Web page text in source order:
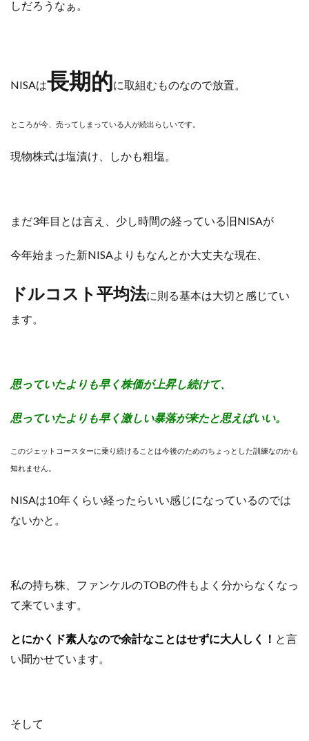
しだろうなぁ。
NISAは長期的に取組むものなので放置。
ところが今、売ってしまっている人が続出らしいです。
現物株式は塩漬け、しかも粗塩。
まだ3年目とは言え、少し時間の経っている旧NISAが
今年始まった新NISAよりもなんとか大丈夫な現在、
ドルコスト平均法に則る基本は大切と感じてい
ます。
思っていたよりも早く株価が上昇し続けて、
思っていたよりも早く激しい暴落が来たと思えばいい。
このジェットコースターに乗り続けることは今後のためのちょっとした訓練なのかも
知れません。
NISAは10年くらい経ったらいい感じになっているのでは
ないかと。
私の持ち株、ファンケルのTOBの件もよく分からなくなっ
て来ています。
とにかくド素人なので余計なことはせずに大人しく！ と言
い聞かせています。
そして